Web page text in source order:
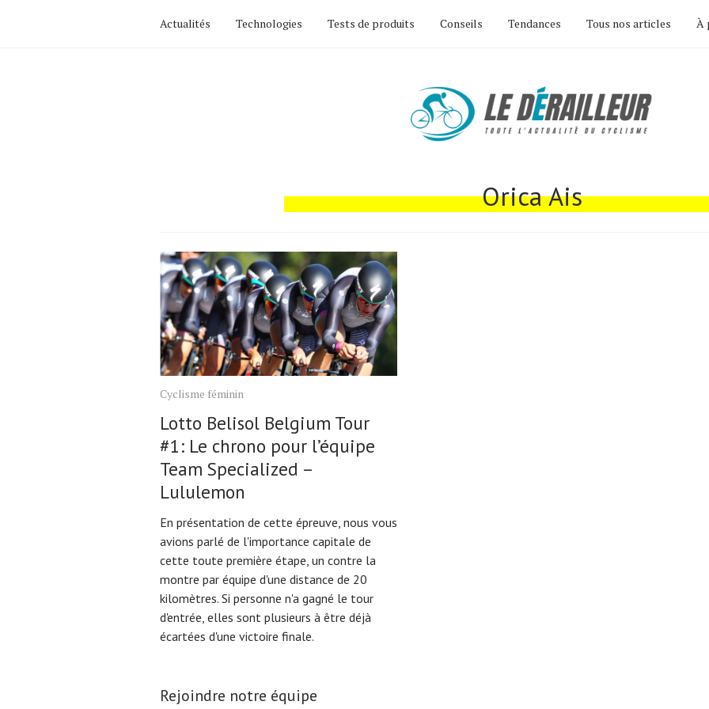
Actualités Technologies Tests de produits Conseils Tendances Tous nos articles À
Orica Ais
Cyclisme féminin
Lotto Belisol Belgium Tour
#1: Le chrono pour l’équipe
Team Specialized –
Lululemon
En présentation de cette épreuve, nous vous
avions parlé de l'importance capitale de
cette toute première étape, un contre la
montre par équipe d'une distance de 20
kilomètres. Si personne n'a gagné le tour
d'entrée, elles sont plusieurs à être déjà
écartées d'une victoire finale.
Rejoindre notre équipe